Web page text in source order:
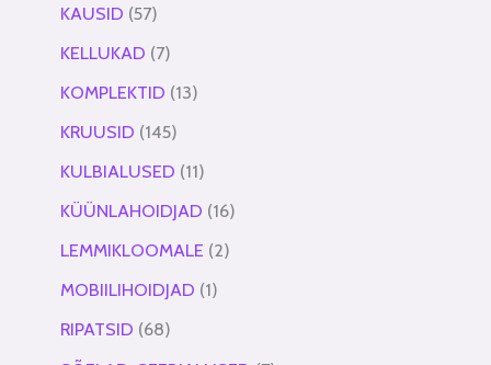
KAUSID 57
KELLUKAD 7
KOMPLEKTID 13
KRUUSID 145
KULBIALUSED 11
KÜÜNLAHOIDJAD 16
LEMMIKLOOMALE 2
MOBIILIHOIDJAD 1
RIPATSID 68